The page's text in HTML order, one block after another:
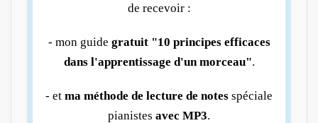
de recevoir :
- mon guide gratuit "10 principes efficaces
dans l'apprentissage d'un morceau".
- et ma méthode de lecture de notes spéciale
pianistes avec MP3.